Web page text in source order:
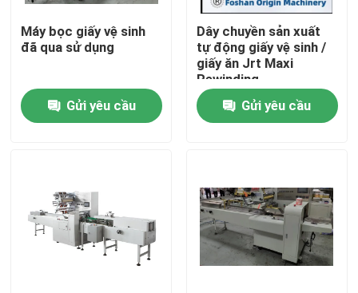
Nhà
Về chúng tôi
Chuyến tham quan nhà máy
Máy bọc giấy vệ sinh
đã qua sử dụng
Gửi yêu cầu
Dây chuyền sản xuất
tự động giấy vệ sinh /
giấy ăn Jrt Maxi
Rewinding
Gửi yêu cầu